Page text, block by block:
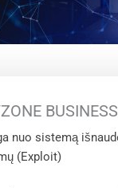
nuo sistemą
(Exploit)